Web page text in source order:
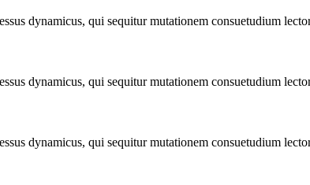
dynamicus, qui sequitur mutationem consuetudium
dynamicus, qui sequitur mutationem consuetudium
dynamicus, qui sequitur mutationem consuetudium